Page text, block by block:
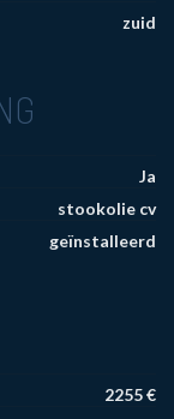
zuid
Ja
stookolie cv
geïnstalleerd
2255 €